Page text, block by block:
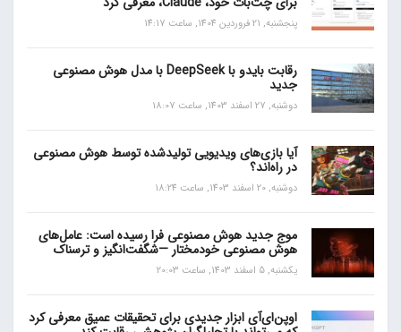
پنجشنبه, 21 فروردین 1404, ساعت 14:17
رقابت بایدو با DeepSeek با مدل هوش مصنوعی
جدید
دوشنبه, 27 اسفند 1403, ساعت 18:07
آیا بازی‌های ویدیویی تولیدشده توسط هوش مصنوعی
در راه‌اند؟
دوشنبه, 20 اسفند 1403, ساعت 18:24
موج جدید هوش مصنوعی فرا رسیده است: عامل‌های
هوش مصنوعی خودمختار —شگفت‌انگیز و ترسناک
یکشنبه, 5 اسفند 1403, ساعت 20:03
اوپن‌ای‌آی ابزار جدیدی برای تحقیقات عمیق معرفی کرد